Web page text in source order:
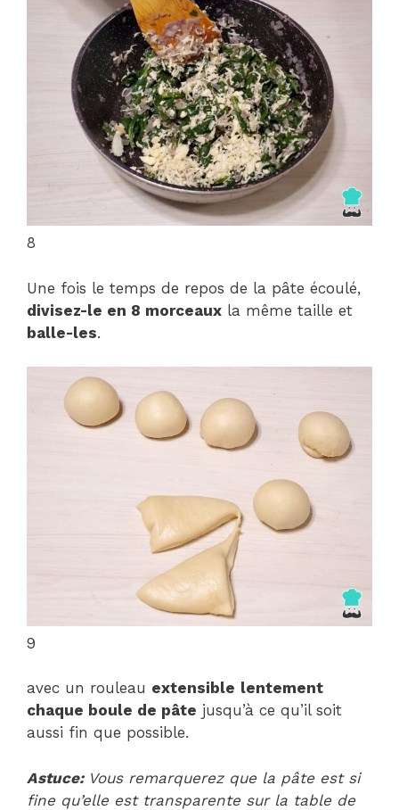
8
Une fois le temps de repos de la pâte écoulé,
divisez-le en 8 morceaux la même taille et
balle-les.
9
avec un rouleau extensible lentement
chaque boule de pâte jusqu’à ce qu’il soit
aussi fin que possible.
Astuce:Vous remarquerez que la pâte est si
fine qu’elle est transparente sur la table de